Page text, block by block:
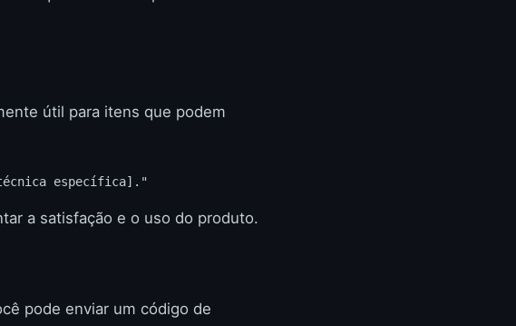
útil para itens que podem
específica]."
a satisfação e o uso do produto.
pode enviar um código de